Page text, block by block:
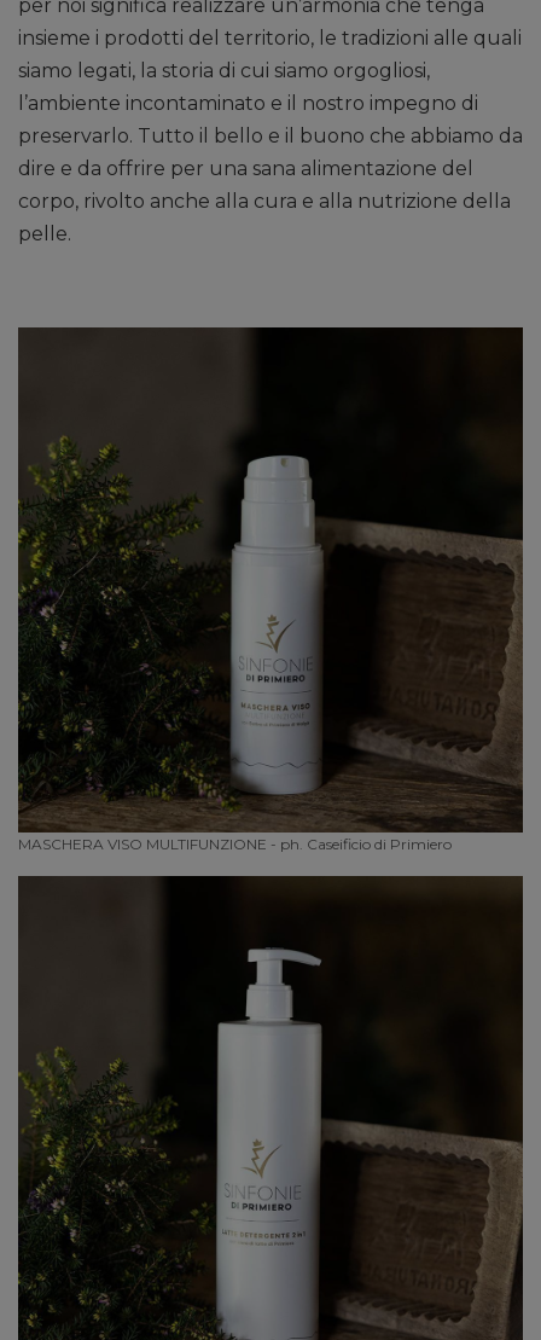
per noi significa realizzare un’armonia che tenga
insieme i prodotti del territorio, le tradizioni alle quali
siamo legati, la storia di cui siamo orgogliosi,
l’ambiente incontaminato e il nostro impegno di
preservarlo. Tutto il bello e il buono che abbiamo da
dire e da offrire per una sana alimentazione del
corpo, rivolto anche alla cura e alla nutrizione della
pelle.
MASCHERA VISO MULTIFUNZIONE - ph. Caseificio di Primiero